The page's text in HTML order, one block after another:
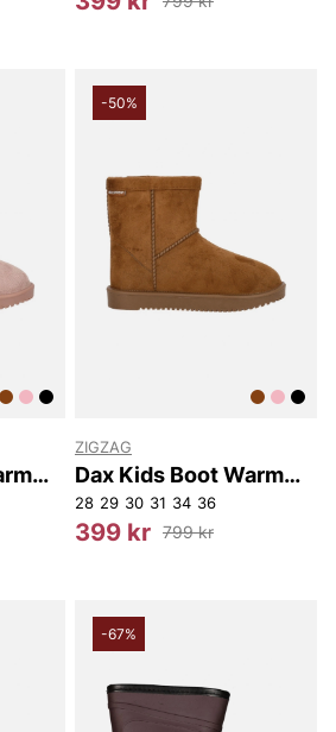
-50%
ZIGZAG
Dax Kids Boot Warm
WP
28 29 30 31 34 36
399 kr 799 kr
-67%